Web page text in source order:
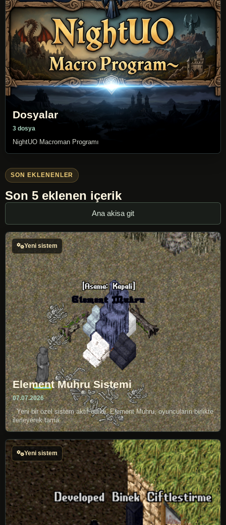
Dosyalar
3 dosya
NightUO Macroman Programı
SON EKLENENLER
Son 5 eklenen içerik
Ana akisa git
Yeni sistem
Element Muhru Sistemi
07.07.2026
Yeni bir özel sistem aktif edildi. Element Muhru, oyuncuların birlikte
ilerleyerek tama...
Yeni sistem